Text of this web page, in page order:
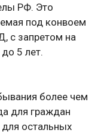
РФ. Это
под конвоем
с запретом на
5 лет.
более чем
для граждан
остальных